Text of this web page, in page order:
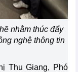
nhằm thúc đẩy
nghệ thông tin
Thu Giang, Phó